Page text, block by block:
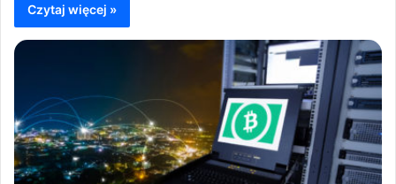
Czytaj więcej »